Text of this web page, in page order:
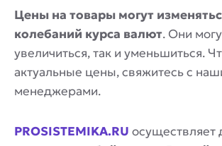
Цены на товары могут
колебаний курса валют. Они
увеличиться, так и уменьшиться.
актуальные цены, свяжитесь с
менеджерами.
PROSISTEMIKA.RU осуществляет